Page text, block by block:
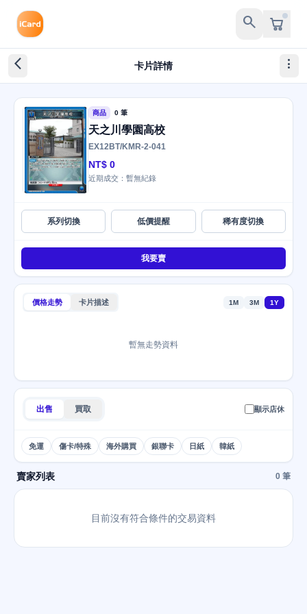
search
arrow_back_ios_new 卡片詳情 more_vert
商品 0 筆
天之川學園高校
EX12BT/KMR-2-041
NT$ 0
近期成交：暫無紀錄
系列切換 低價提醒 稀有度切換
我要賣
價格走勢 卡片描述 1M 3M 1Y
暫無走勢資料
出售 買取 顯示店休
免運 傷卡/特殊 海外購買 銀聯卡 日紙 韓紙
賣家列表 0 筆
目前沒有符合條件的交易資料